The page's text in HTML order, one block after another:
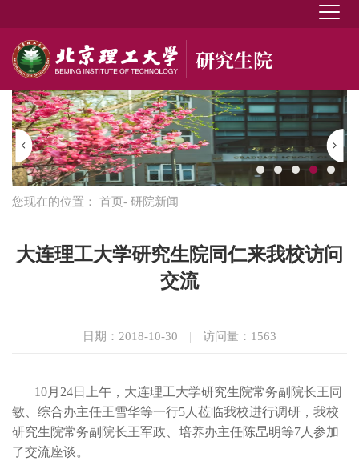
您现在的位置： 首页- 研院新闻
大连理工大学研究生院同仁来我校访问
交流
日期：2018-10-30 | 访问量： 1563
10月24日上午，大连理工大学研究生院常务副院长王同
敏、综合办主任王雪华等一行5人莅临我校进行调研，我校
研究生院常务副院长王军政、培养办主任陈旵明等7人参加
了交流座谈。